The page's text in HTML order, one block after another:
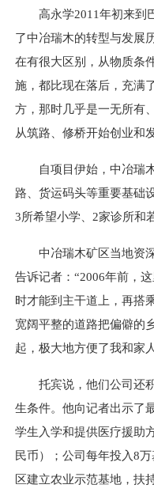
高永学2011年初来到巴
了中冶瑞木的转型与发展
在有很大区别，从物质条
施，都比现在落后，充满
方，那时几乎是一无所有
从筑路、修桥开始创业和
自项目伊始，中冶瑞木
路、货运码头等重要基础
3所希望小学、2家诊所和
中冶瑞木矿区当地资深
告诉记者：“2006年前，
时才能到主干道上，再搭
宽阔平整的道路把偏僻的
起，极大地方便了我和家
托宾说，他们公司还积
生条件。他向记者出示了
学生入学和提供医疗援助
民币）；公司每年投入8
区建立农业示范基地，扶